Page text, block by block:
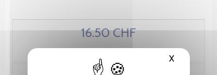
XMasquer
16.50 CHF